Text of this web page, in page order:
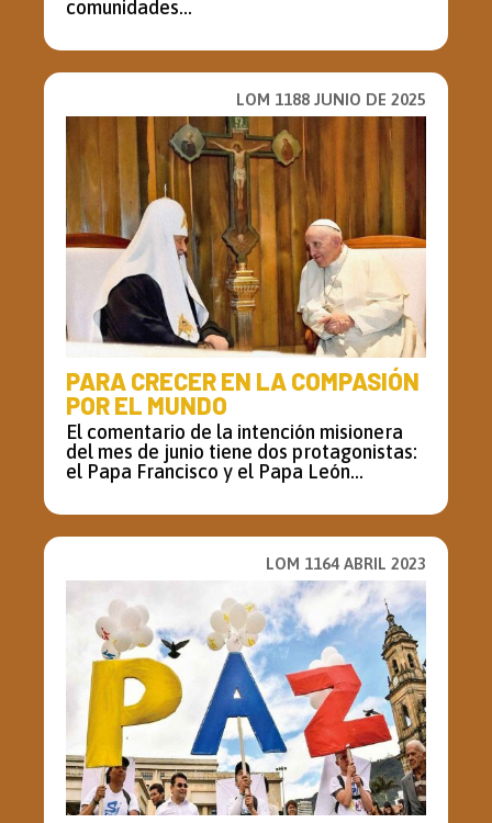
comunidades...
LOM 1188 JUNIO DE 2025
PARA CRECER EN LA COMPASIÓN
POR EL MUNDO
El comentario de la intención misionera
del mes de junio tiene dos protagonistas:
el Papa Francisco y el Papa León...
LOM 1164 ABRIL 2023